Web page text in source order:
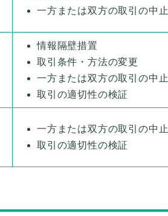
一方または双方の取引の中止
情報隔壁措置
取引条件・方法の変更
一方または双方の取引の中止
取引の適切性の検証
一方または双方の取引の中止
取引の適切性の検証